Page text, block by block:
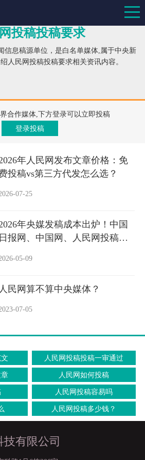
投稿投稿要求
信息稿源单位，是白名单媒体,属于中央新
人民网投稿投稿要求相关资讯内容。
合作媒体,下方登录可以立即投稿
登录投稿
年人民网发布文章价格：免
投稿vs第三方代发怎么选？
07-25
年央媒发稿成本出炉！中国
日报网、中国网、人民网投稿费
05-09
人民网算不算中央媒体？
07-05
人民网投稿投稿一审通过
人民网如何投稿
人民网投稿容易吗
人民网投稿多少钱？
有限公司